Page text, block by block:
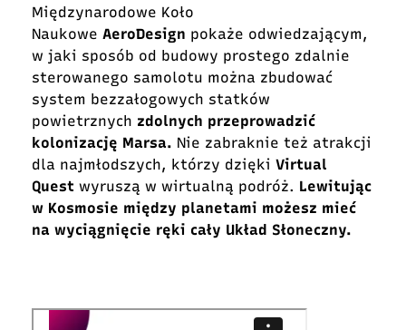
Międzynarodowe Koło
Naukowe AeroDesign pokaże odwiedzającym,
w jaki sposób od budowy prostego zdalnie
sterowanego samolotu można zbudować
system bezzałogowych statków
powietrznych zdolnych przeprowadzić
kolonizację Marsa. Nie zabraknie też atrakcji
dla najmłodszych, którzy dzięki Virtual
Quest wyruszą w wirtualną podróż. Lewitując
w Kosmosie między planetami możesz mieć
na wyciągnięcie ręki cały Układ Słoneczny.